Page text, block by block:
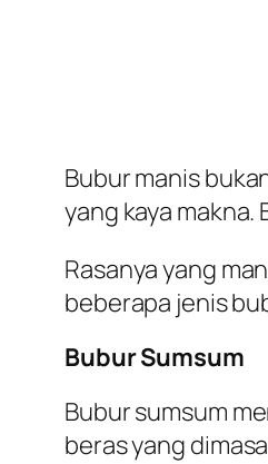
Bubur manis
yang kaya
Rasanya yang
beberapa jenis
Bubur Sumsum
Bubur sumsum
beras yang